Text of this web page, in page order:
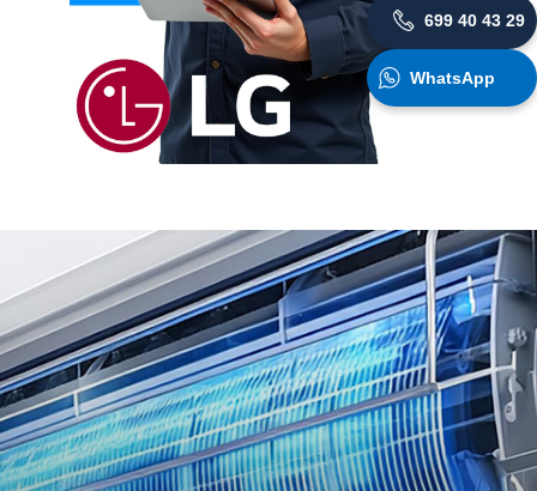
699 40 43 29
WhatsApp